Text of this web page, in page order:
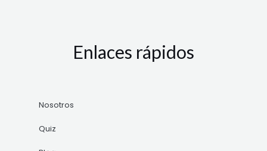
Enlaces rápidos
Nosotros
Quiz